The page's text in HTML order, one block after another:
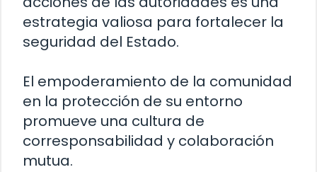
estrategia valiosa para fortalecer la
seguridad del Estado.
El empoderamiento de la comunidad
en la protección de su entorno
promueve una cultura de
corresponsabilidad y colaboración
mutua.